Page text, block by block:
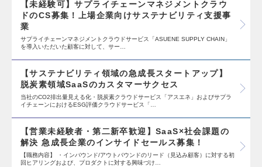
【未経験可】サプライチェーンマネジメントクラウ
ドのCS募集！上場企業向けサステナビリティ支援事
業
サプライチェーンマネジメントクラウドサービス「ASUENE SUPPLY CHAIN」
を導入いただいた顧客に対して、サー…
【サステナビリティ領域の急成長スタートアップ】
脱炭素領域SaaSのカスタマーサクセス
当社のCO2排出量見える化・脱炭素クラウドサービス「アスエネ」およびサプラ
イチェーンにおけるESG評価クラウドサービス「…
【営業未経験者・第二新卒歓迎】SaaS×社会課題の
解決 急成長企業のインサイドセールス募集！
【職務内容】 ・インバウンド/アウトバウンドのリード（見込み顧客）に対する初
回ヒアリングおよび、プロダクトに対する興味づけ…